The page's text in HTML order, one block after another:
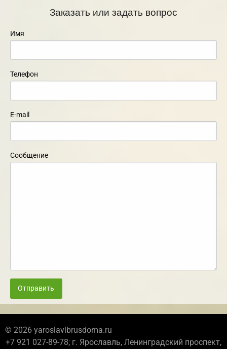
Заказать или задать вопрос
Имя
Телефон
E-mail
Сообщение
Отправить
© 2026 yaroslavlbrusdoma.ru
+7 921 027-89-78; г. Ярославль, Ленинградский проспект,